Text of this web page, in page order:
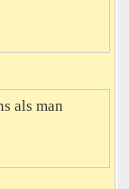
als man